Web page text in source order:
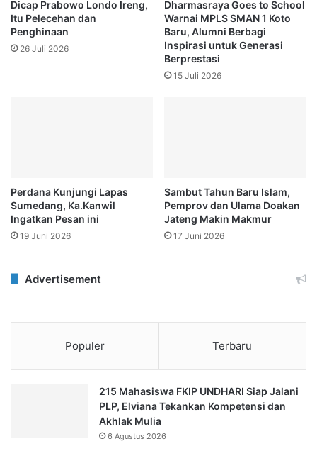
Dicap Prabowo Londo Ireng,
Itu Pelecehan dan
Penghinaan
26 Juli 2026
Dharmasraya Goes to School
Warnai MPLS SMAN 1 Koto
Baru, Alumni Berbagi
Inspirasi untuk Generasi
Berprestasi
15 Juli 2026
Perdana Kunjungi Lapas
Sumedang, Ka.Kanwil
Ingatkan Pesan ini
19 Juni 2026
Sambut Tahun Baru Islam,
Pemprov dan Ulama Doakan
Jateng Makin Makmur
17 Juni 2026
Advertisement
Populer Terbaru
215 Mahasiswa FKIP UNDHARI Siap Jalani
PLP, Elviana Tekankan Kompetensi dan
Akhlak Mulia
6 Agustus 2026